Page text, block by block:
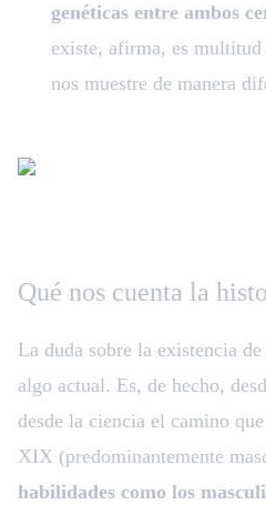
genéticas entre ambos
existe, afirma, es
nos muestre de manera
Qué nos cuenta la
La duda sobre la existencia
algo actual. Es, de hecho,
desde la ciencia el camino
XIX (predominantemente
habilidades como los